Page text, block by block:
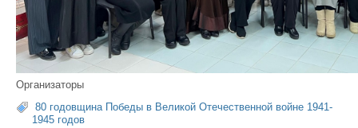
Организаторы
80 годовщина Победы в Великой Отечественной войне 1941-
1945 годов